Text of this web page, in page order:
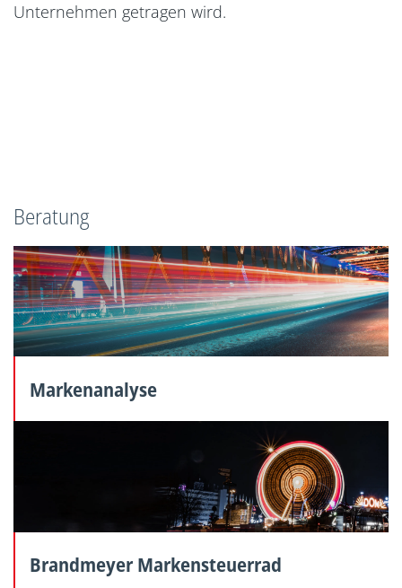
Unternehmen getragen wird.
Beratung
Markenanalyse
Brandmeyer Markensteuerrad